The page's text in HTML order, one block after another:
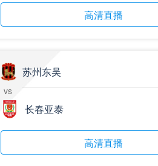
欧联杯决赛
05月24日 青岛红狮vs山东泰山 全场录像回放
标签
05月24日 石家庄功夫vs北京国安 全场录像回放
足协杯第3轮
高清直播
苏州东吴
vs
长春亚泰
高清直播